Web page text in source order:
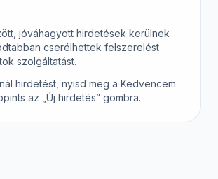
jóváhagyott hirdetések kerülnek
cserélhettek felszerelést
szolgáltatást.
hirdetést, nyisd meg a Kedvencem
az „Új hirdetés” gombra.